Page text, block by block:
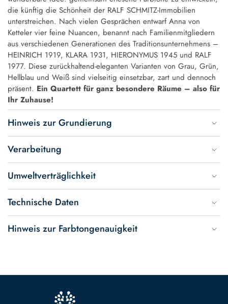
die künftig die Schönheit der RALF SCHMITZ-Immobilien
unterstreichen. Nach vielen Gesprächen entwarf Anna von
Ketteler vier feine Nuancen, benannt nach Familienmitgliedern
aus verschiedenen Generationen des Traditionsunternehmens –
HEINRICH 1919, KLARA 1931, HIERONYMUS 1945 und RALF
1977. Diese zurückhaltend-eleganten Varianten von Grau, Grün,
Hellblau und Weiß sind vielseitig einsetzbar, zart und dennoch
präsent. Ein Quartett für ganz besondere Räume – also für
Ihr Zuhause!
Hinweis zur Grundierung
Verarbeitung
Umweltverträglichkeit
Technische Daten
Hinweis zur Farbtongenauigkeit